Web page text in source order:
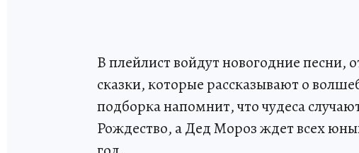
В плейлист войдут новогодние
сказки, которые рассказывают о
подборка напомнит, что чудеса
Рождество, а Дед Мороз ждет всех